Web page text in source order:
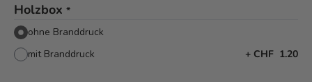
Holzbox *
ohne Branddruck
mit Branddruck
+ CHF 1.20